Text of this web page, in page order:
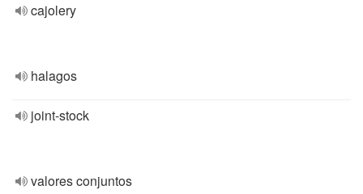
cajolery
halagos
joint-stock
valores conjuntos